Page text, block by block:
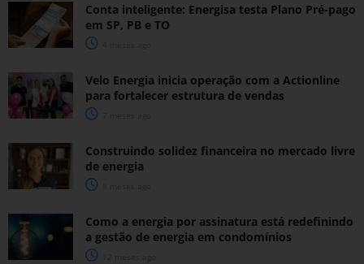
Conta inteligente: Energisa testa Plano Pré-pago
em SP, PB e TO
Velo Energia inicia operação com a Actionline
para fortalecer estrutura de vendas
Construindo solidez financeira no mercado livre
de energia
Como a energia por assinatura está redefinindo
a gestão de energia em condomínios